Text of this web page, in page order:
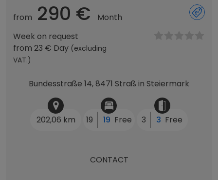
from 290 €
Month
Week on request
from 23 € Day (excluding
VAT.)
Bundesstraße 14, 8471 Straß in Steiermark
202,06 km 19 19 Free 3 3 Free
CONTACT